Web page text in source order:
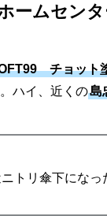
ームセン
チョット
ハイ、近くの島
トリ傘下にな